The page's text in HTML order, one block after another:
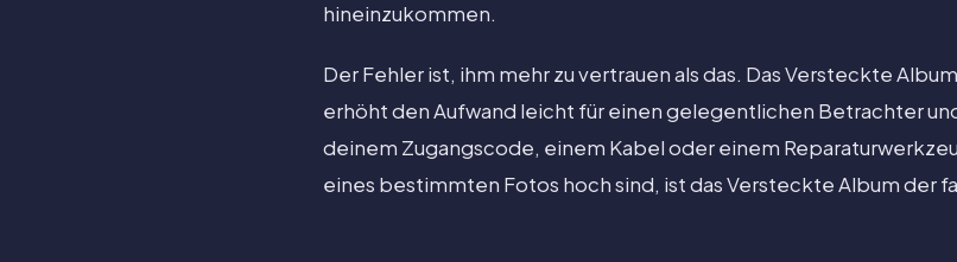
hineinzukommen.
Der Fehler ist, ihm mehr zu vertrauen als das. Das Versteckte
erhöht den Aufwand leicht für einen gelegentlichen Betrachter
deinem Zugangscode, einem Kabel oder einem
eines bestimmten Fotos hoch sind, ist das Versteckte Album der